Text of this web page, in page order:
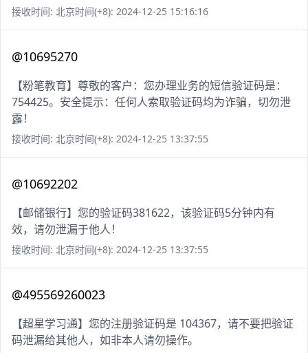
接收时间: 北京时间(+8): 2024-12-25 15:16:16
@10695270
【粉笔教育】尊敬的客户：您办理业务的短信验证码是：
754425。安全提示：任何人索取验证码均为诈骗，切勿泄
露！
接收时间: 北京时间(+8): 2024-12-25 13:37:55
@10692202
【邮储银行】您的验证码381622，该验证码5分钟内有
效，请勿泄漏于他人！
接收时间: 北京时间(+8): 2024-12-25 13:37:55
@495569260023
【超星学习通】您的注册验证码是 104367，请不要把验证
码泄漏给其他人，如非本人请勿操作。